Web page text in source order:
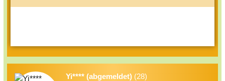
Yi**** (abgemeldet) (28)